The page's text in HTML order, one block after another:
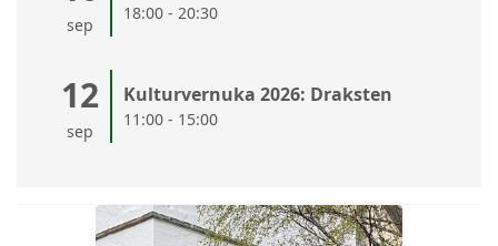
sep
18:00 - 20:30
12
sep
Kulturvernuka 2026: Draksten
11:00 - 15:00